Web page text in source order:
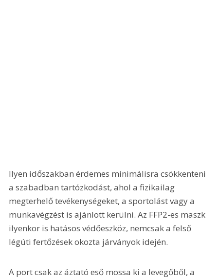
Ilyen időszakban érdemes minimálisra csökkenteni
a szabadban tartózkodást, ahol a fizikailag
megterhelő tevékenységeket, a sportolást vagy a
munkavégzést is ajánlott kerülni. Az FFP2-es maszk
ilyenkor is hatásos védőeszköz, nemcsak a felső
légúti fertőzések okozta járványok idején.
A port csak az áztató eső mossa ki a levegőből, a